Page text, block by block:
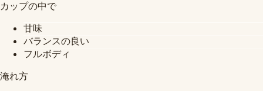
カップの中で
甘味
バランスの良い
フルボディ
淹れ方